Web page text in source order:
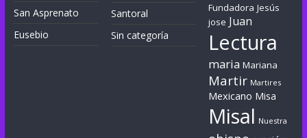
San Asprenato
Eusebio
Santoral
Sin categoría
Fundadora Jesús
jose Juan
Lectura
maria Mariana
Martir Martires
Mexicano Misa
Misal Nuestra